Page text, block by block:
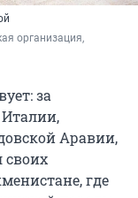
организация,
за
Аравии,
своих
где